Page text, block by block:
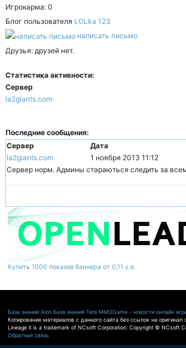
Игрокарма: 0
Блог пользователя LOLka 123
написать письмо
Друзья: друзей нет.
Статистика активности:
Сервер
la2giants.com
Последние сообщения:
Сервер
Дата
la2giants.com
1 ноября 2013 11:12
Сервер норм. Админы стараються следить за
Купить 1000 показов баннера от 0,11 у.е.
База знаний Aion База знаний Tera MMOGame - новости онлайн
Копирование материалов с данного сайта без ссылок на оригинал
Lineage II is a trademark of NCsoft Corporation. Copyright © NCsoft
Обратная связь